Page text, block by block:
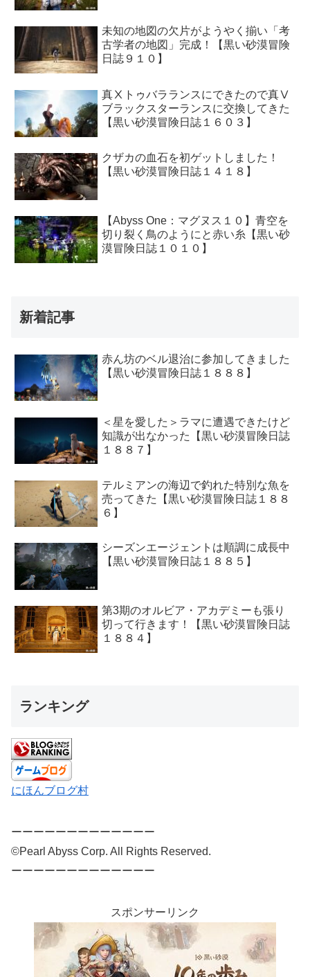
未知の地図の欠片がようやく揃い「考
古学者の地図」完成！【黒い砂漠冒険
日誌９１０】
真Ⅹトゥバラランスにできたので真Ⅴ
ブラックスターランスに交換してきた
【黒い砂漠冒険日誌１６０３】
クザカの血石を初ゲットしました！
【黒い砂漠冒険日誌１４１８】
【Abyss One：マグヌス１０】青空を
切り裂く鳥のようにと赤い糸【黒い砂
漠冒険日誌１０１０】
新着記事
赤ん坊のベル退治に参加してきました
【黒い砂漠冒険日誌１８８８】
＜星を愛した＞ラマに遭遇できたけど
知識が出なかった【黒い砂漠冒険日誌
１８８７】
テルミアンの海辺で釣れた特別な魚を
売ってきた【黒い砂漠冒険日誌１８８
６】
シーズンエージェントは順調に成長中
【黒い砂漠冒険日誌１８８５】
第3期のオルビア・アカデミーも張り
切って行きます！【黒い砂漠冒険日誌
１８８４】
ランキング
にほんブログ村
ーーーーーーーーーーーーー
©Pearl Abyss Corp. All Rights Reserved.
ーーーーーーーーーーーーー
スポンサーリンク